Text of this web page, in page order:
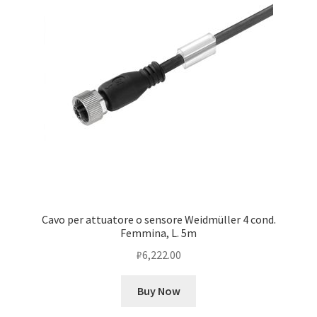
Cavo per attuatore o sensore Weidmüller 4 cond.
Femmina, L. 5m
₽6,222.00
Buy Now